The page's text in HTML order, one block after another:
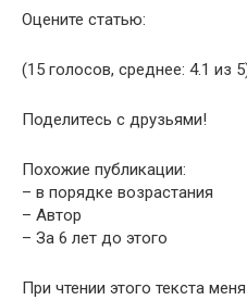
Оцените статью:
(15 голосов, среднее: 4.1 из
Поделитесь с друзьями!
Похожие публикации:
– в порядке возрастания
– Автор
– За 6 лет до этого
При чтении этого текста